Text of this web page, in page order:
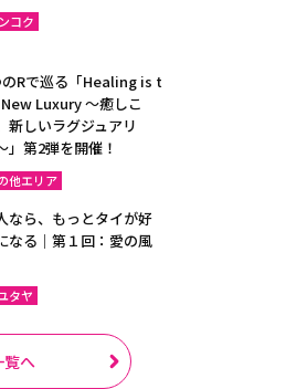
コク
Rで巡る「Healing is t
Luxury ～癒しこ
新しいラグジュアリ
」第2弾を開催！
他エリア
なら、もっとタイが好
なる｜第１回：愛の風
タヤ
覧へ